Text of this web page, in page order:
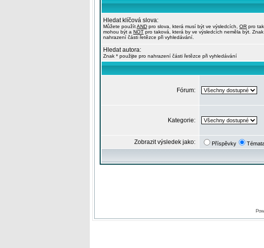
Hledat klíčová slova:
Můžete použítAND pro slova, která musí být ve výsledcích, OR pro
mohou být a NOT pro taková, která by ve výsledcích neměla být.
nahrazení části řetězce při vyhledávání.
Hledat autora:
Znak * použijte pro nahrazení části řetězce při vyhledávání
Fórum:
Kategorie:
Zobrazit výsledek jako: Příspěvky